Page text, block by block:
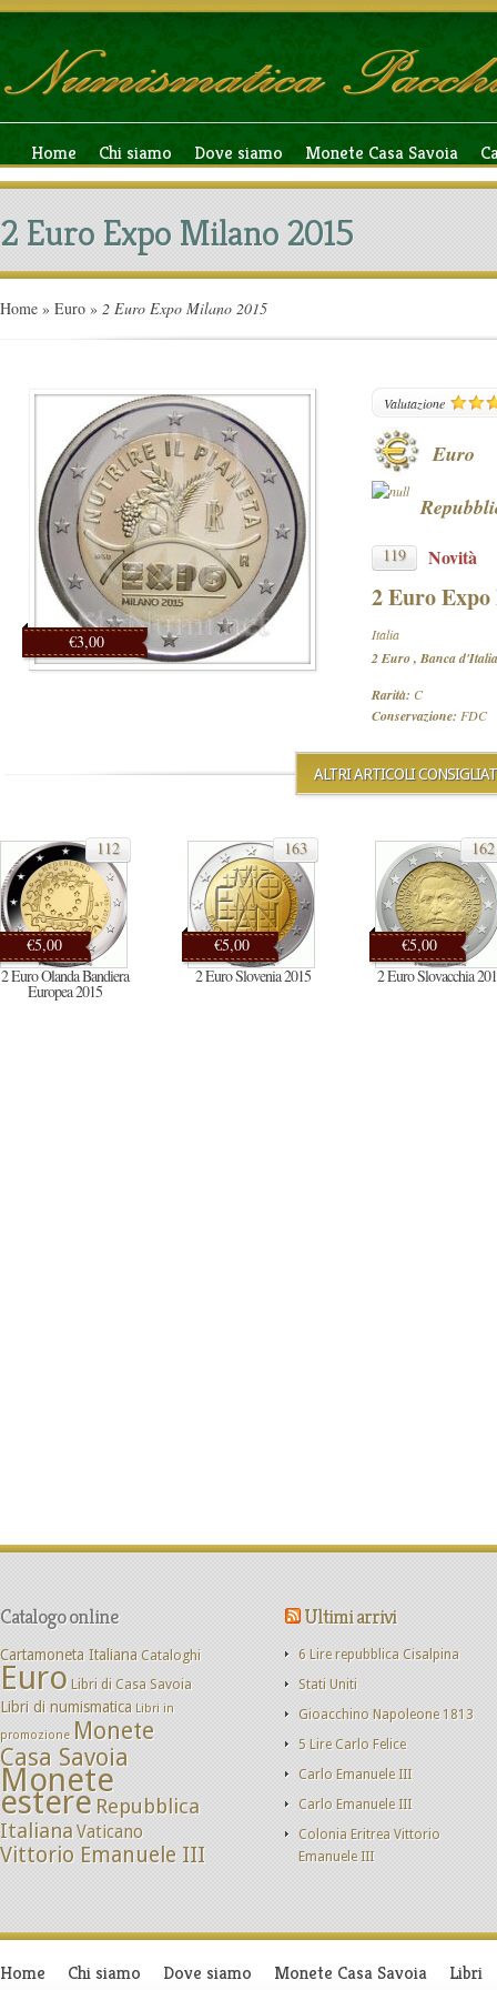
Home Chi siamo Dove siamo Monete Casa Savoia
2 Euro Expo Milano 2015
Home » Euro » 2 Euro Expo Milano 2015
€3,00
Valutazione
Euro
119 Novità
2 Euro
Italia
2 Euro , Banca
Rarità: C
Conservazione: FDC
ALTRI ARTICOLI
€5,00
112
2 Euro Olanda Bandiera
Europea 2015
€5,00
163
2 Euro Slovenia 2015
€5,00
162
2 Euro Slovacchia
Catalogo online
Cartamoneta Italiana Cataloghi
Euro Libri di Casa Savoia
Libri di numismatica Libri in
promozione Monete
Casa Savoia
Monete
estere Repubblica
ItalianaVaticano
Vittorio Emanuele III
Ultimi arrivi
6 Lire repubblica Cisalpina
Stati Uniti
Gioacchino Napoleone 1813
5 Lire Carlo Felice
Carlo Emanuele III
Carlo Emanuele III
Colonia Eritrea Vittorio
Emanuele III
Home Chi siamo Dove siamo Monete Casa Savoia Libri